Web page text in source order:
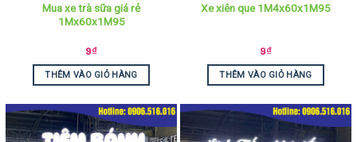
Mua xe trà sữa giá rẻ
1Mx60x1M95
9₫
THÊM VÀO GIỎ HÀNG
Xe xiên que 1M4x60x1M95
9₫
THÊM VÀO GIỎ HÀNG